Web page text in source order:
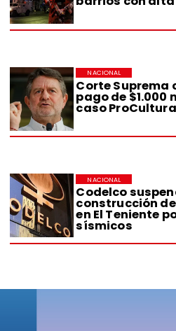
Corte Suprema
pago de $1.000
caso ProCultura
NACIONAL
Codelco
construcción
en El Teniente
sísmicos
NACIONAL